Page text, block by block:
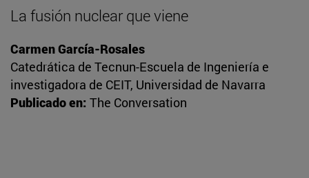
La fusión nuclear que viene
Carmen García-Rosales
Catedrática de Tecnun-Escuela de Ingeniería e
investigadora de CEIT, Universidad de Navarra
Publicado en: The Conversation